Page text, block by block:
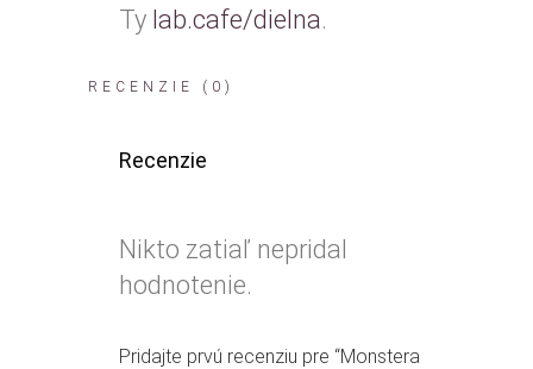
Ty lab.cafe/dielna.
RECENZIE (0)
Recenzie
Nikto zatiaľ nepridal
hodnotenie.
Pridajte prvú recenziu pre “Monstera